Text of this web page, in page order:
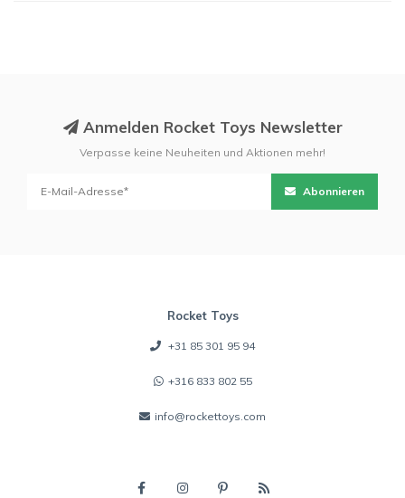
Anmelden Rocket Toys Newsletter
Verpasse keine Neuheiten und Aktionen mehr!
Abonnieren
Rocket Toys
+31 85 301 95 94
+316 833 802 55
info@rockettoys.com